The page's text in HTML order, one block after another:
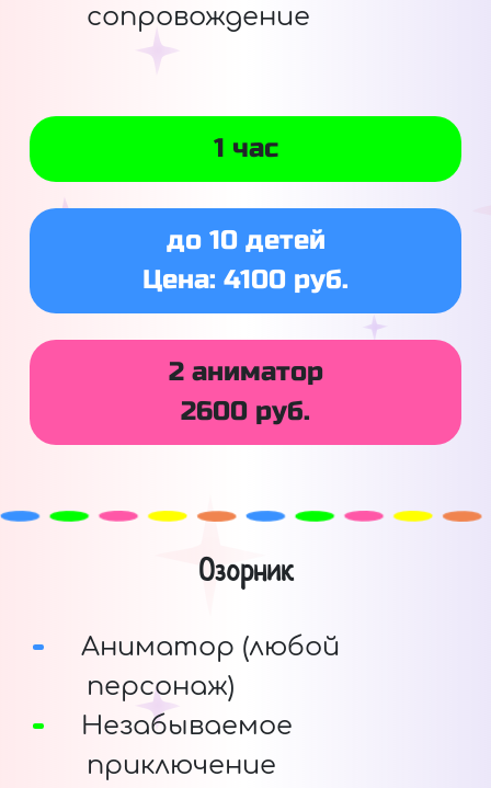
сопровождение
1 час
до 10 детей
Цена: 4100 руб.
2 аниматор
2600 руб.
Озорник
Аниматор (любой
персонаж)
Незабываемое
приключение